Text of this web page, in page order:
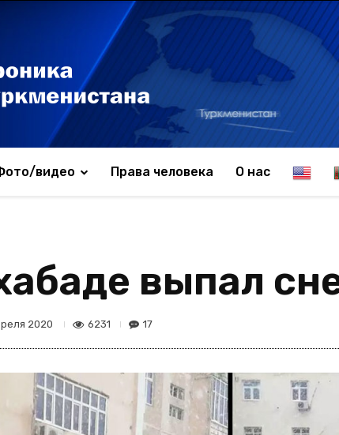
видео Права человека О нас E
s
выпал
2020 6231 17